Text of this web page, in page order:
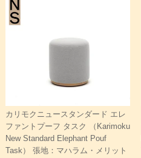
カリモクニュースタンダード エレ
ファントプーフ タスク （Karimoku
New Standard Elephant Pouf
Task） 張地：マハラム・メリット